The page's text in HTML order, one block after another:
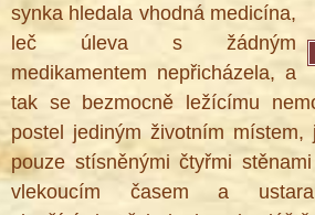
synka hledala vhodná medicína,
leč úleva s žádným
medikamentem nepřicházela, a
tak se bezmocně ležícímu
postel jediným životním místem,
pouze stísněnými čtyřmi
vlekoucím časem a